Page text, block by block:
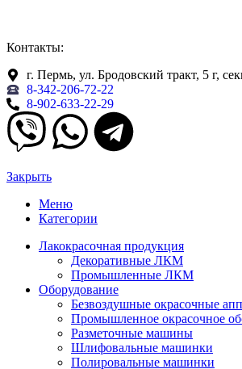
Контакты:
г. Пермь, ул. Бродовский тракт, 5 г,
8-342-206-72-22
8-902-633-22-29
Закрыть
Меню
Категории
Лакокрасочная продукция
Декоративные ЛКМ
Промышленные ЛКМ
Оборудование
Безвоздушные окрасочные
Промышленное окрасочное
Разметочные машины
Шлифовальные машинки
Полировальные машинки